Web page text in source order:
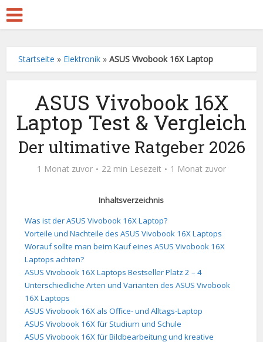
Startseite » Elektronik »ASUS Vivobook 16X Laptop
ASUS Vivobook 16X
Laptop Test & Vergleich
Der ultimative Ratgeber 2026
1 Monat zuvor 22 min Lesezeit 1 Monat zuvor
Inhaltsverzeichnis
Was ist der ASUS Vivobook 16X Laptop?
Vorteile und Nachteile des ASUS Vivobook 16X Laptops
Worauf sollte man beim Kauf eines ASUS Vivobook 16X
Laptops achten?
ASUS Vivobook 16X Laptops Bestseller Platz 2 – 4
Unterschiedliche Arten und Varianten des ASUS Vivobook
16X Laptops
ASUS Vivobook 16X als Office- und Alltags-Laptop
ASUS Vivobook 16X für Studium und Schule
ASUS Vivobook 16X für Bildbearbeitung und kreative